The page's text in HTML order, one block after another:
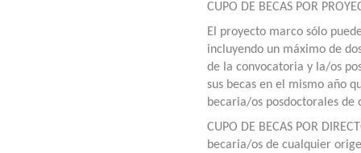
CUPO DE BECAS POR
El proyecto marco sólo
incluyendo un máximo de
de la convocatoria y la/os
sus becas en el mismo año
becaria/os posdoctorales de
CUPO DE BECAS POR
becaria/os de cualquier